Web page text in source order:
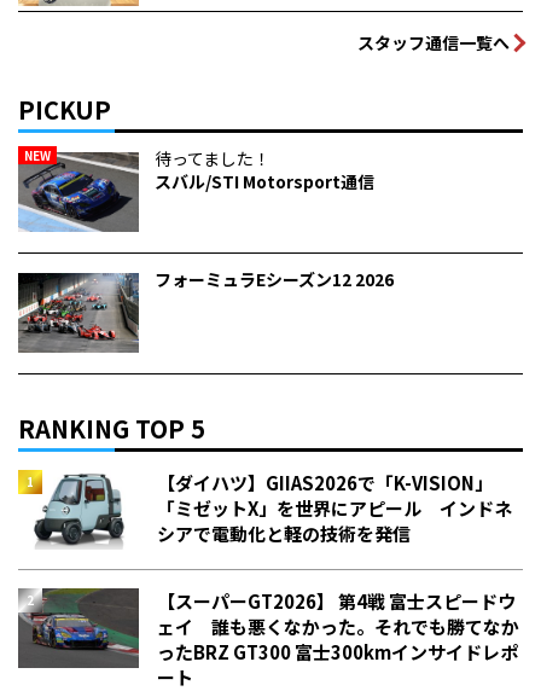
スタッフ通信一覧へ
PICKUP
NEW
待ってました！
スバル/STI Motorsport通信
フォーミュラEシーズン12 2026
RANKING TOP 5
【ダイハツ】GIIAS2026で「K-VISION」
「ミゼットX」を世界にアピール インドネ
シアで電動化と軽の技術を発信
【スーパーGT2026】 第4戦 富士スピードウ
ェイ 誰も悪くなかった。それでも勝てなか
った――BRZ GT300 富士300kmインサイドレポ
ート